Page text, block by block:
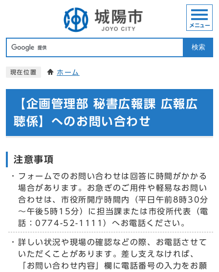
検索
メニュー
現在位置 ホーム
【企画管理部 秘書広報課 広報広
聴係】へのお問い合わせ
注意事項
フォームでのお問い合わせは回答に時間がかかる
場合があります。お急ぎのご用件や軽易なお問い
合わせは、市役所開庁時間内（平日午前8時30分
～午後5時15分）に担当課または市役所代表（電
話：0774-52-1111）へお電話ください。
詳しい状況や現場の確認などの際、お電話させて
いただくことがあります。差し支えなければ、
「お問い合わせ内容」欄に電話番号の入力をお願